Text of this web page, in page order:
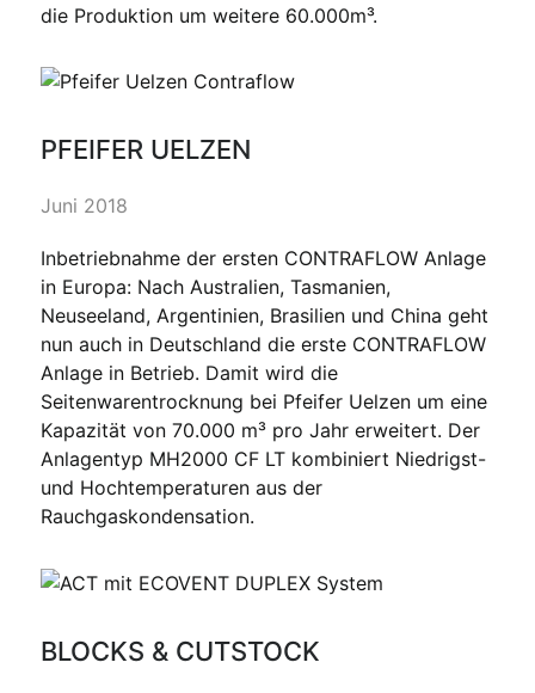
die Produktion um weitere 60.000m³.
PFEIFER UELZEN
Juni 2018
Inbetriebnahme der ersten CONTRAFLOW Anlage
in Europa: Nach Australien, Tasmanien,
Neuseeland, Argentinien, Brasilien und China geht
nun auch in Deutschland die erste CONTRAFLOW
Anlage in Betrieb. Damit wird die
Seitenwarentrocknung bei Pfeifer Uelzen um eine
Kapazität von 70.000 m³ pro Jahr erweitert. Der
Anlagentyp MH2000 CF LT kombiniert Niedrigst-
und Hochtemperaturen aus der
Rauchgaskondensation.
BLOCKS & CUTSTOCK